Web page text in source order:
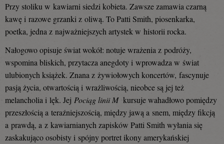
Przy stoliku w kawiarni siedzi kobieta. Zawsze zamawia czarną
kawę i razowe grzanki z oliwą. To Patti Smith, piosenkarka,
poetka, jedna z najważniejszych artystek w historii rocka.
Nałogowo opisuje świat wokół: notuje wrażenia z podróży,
wspomina bliskich, przytacza anegdoty i wprowadza w świat
ulubionych książek. Znana z żywiołowych koncertów, fascynuje
pasją życia, otwartością i wrażliwością, nieobce są jej też
melancholia i lęk. Jej Pociąg linii Mkursuje wahadłowo pomiędzy
przeszłością a teraźniejszością, między jawą a snem, między fikcją
a prawdą, a z kawiarnianych zapisków Patti Smith wyłania się
zaskakująco osobisty i spójny portret ikony amerykańskiej